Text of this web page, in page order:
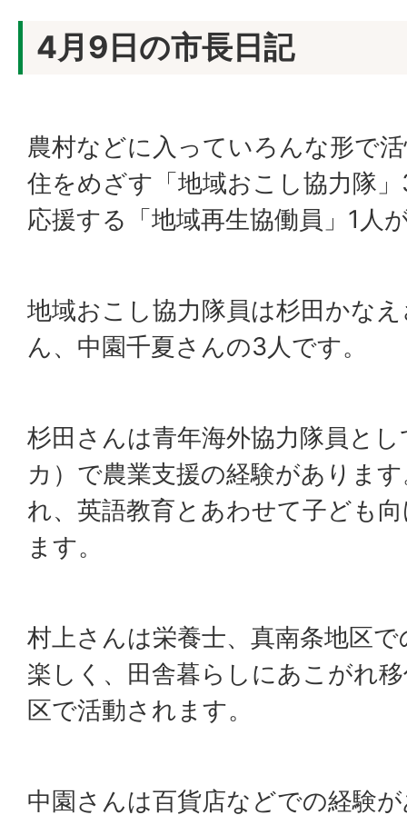
4月9日の市長日記
農村などに入っていろんな形で
住をめざす「地域おこし協力隊
応援する「地域再生協働員」1人
地域おこし協力隊員は杉田かな
ん、中園千夏さんの3人です。
杉田さんは青年海外協力隊員と
カ）で農業支援の経験がありま
れ、英語教育とあわせて子ども
ます。
村上さんは栄養士、真南条地区
楽しく、田舎暮らしにあこがれ
区で活動されます。
中園さんは百貨店などでの経験